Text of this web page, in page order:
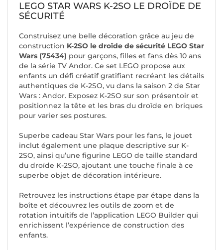
LEGO STAR WARS K-2SO LE DROÏDE DE
SÉCURITÉ
Construisez une belle décoration grâce au jeu de
construction K-2SO le droïde de sécurité LEGO Star
Wars (75434) pour garçons, filles et fans dès 10 ans
de la série TV Andor. Ce set LEGO propose aux
enfants un défi créatif gratifiant recréant les détails
authentiques de K-2SO, vu dans la saison 2 de Star
Wars : Andor. Exposez K-2SO sur son présentoir et
positionnez la tête et les bras du droïde en briques
pour varier ses postures.
Superbe cadeau Star Wars pour les fans, le jouet
inclut également une plaque descriptive sur K-
2SO, ainsi qu’une figurine LEGO de taille standard
du droïde K-2SO, ajoutant une touche finale à ce
superbe objet de décoration intérieure.
Retrouvez les instructions étape par étape dans la
boîte et découvrez les outils de zoom et de
rotation intuitifs de l’application LEGO Builder qui
enrichissent l’expérience de construction des
enfants.